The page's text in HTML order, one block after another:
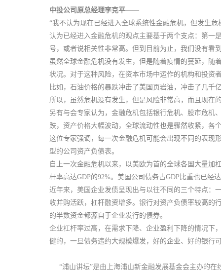
中投公司原总经理李克平——
“我不认为现在已经进入全球系统性金融危机，但发生
认为已经进入金融危机的观点主要基于两个支点：第一
号，或者说相关性非常高。但到目前为止，我们没有看
虽然全球金融危机没有发生，但是随着疫情的蔓延，随
状况。对于这种风险，在资本市场中运作的机构和投资
比如，石油价格的暴跌冲击了美国页岩油，冲击了几千
所以，虽然危机没有发生，但是风险非常高，而且现在
另有与会专家认为，金融危机包括银行危机、股市危机
跌，资产价格大幅波动，全球流动性也是骤然收紧，各
这位专家强调，每一次金融危机可能会出现不同的表现
型的公司资产负债表。
自上一次金融危机以来，以美欧为首的全球各国大量加
杆率高达GDP的92%。美国公司债务占GDP比重也已经
近年来，美国企业发债呈现出与以往不同的三个特点：
收并购活跃，杠杆融资增多。银行对资产负债率较高的
的半数资金都源自于企业发行的债券。
企业杠杆率过高，在需求下降、企业盈利下降的情况下
健的，一旦债务违约大规模爆发，好的企业、好的银行
“浦山讲坛”是由上海浦山新金融发展基金会主办的在